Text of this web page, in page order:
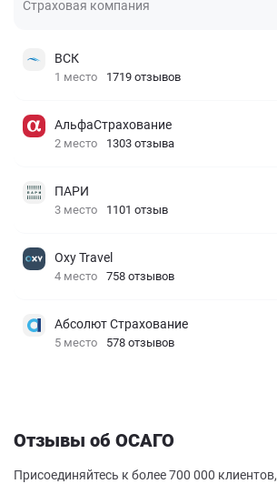
Страховая компания
ВСК
1 место 1719 отзывов
АльфаСтрахование
2 место 1303 отзыва
ПАРИ
3 место 1101 отзыв
Oxy Travel
4 место 758 отзывов
Абсолют Страхование
5 место 578 отзывов
Отзывы об ОСАГО
Присоединяйтесь к более 700 000